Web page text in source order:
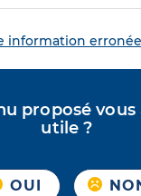
information
proposé
utile ?
OUI